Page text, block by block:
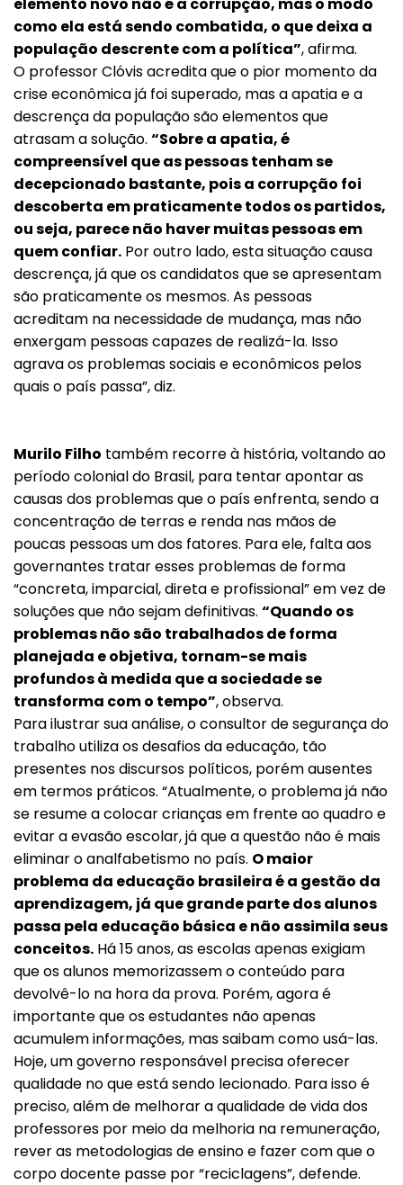
como ela está sendo combatida, o que deixa a
população descrente com a política”, afirma.
O professor Clóvis acredita que o pior momento da
crise econômica já foi superado, mas a apatia e a
descrença da população são elementos que
atrasam a solução. “Sobre a apatia, é
compreensível que as pessoas tenham se
decepcionado bastante, pois a corrupção foi
descoberta em praticamente todos os partidos,
ou seja, parece não haver muitas pessoas em
quem confiar. Por outro lado, esta situação causa
descrença, já que os candidatos que se apresentam
são praticamente os mesmos. As pessoas
acreditam na necessidade de mudança, mas não
enxergam pessoas capazes de realizá-la. Isso
agrava os problemas sociais e econômicos pelos
quais o país passa”, diz.
Murilo Filho também recorre à história, voltando ao
período colonial do Brasil, para tentar apontar as
causas dos problemas que o país enfrenta, sendo a
concentração de terras e renda nas mãos de
poucas pessoas um dos fatores. Para ele, falta aos
governantes tratar esses problemas de forma
“concreta, imparcial, direta e profissional” em vez de
soluções que não sejam definitivas. “Quando os
problemas não são trabalhados de forma
planejada e objetiva, tornam-se mais
profundos à medida que a sociedade se
transforma com o tempo”, observa.
Para ilustrar sua análise, o consultor de segurança do
trabalho utiliza os desafios da educação, tão
presentes nos discursos políticos, porém ausentes
em termos práticos. “Atualmente, o problema já não
se resume a colocar crianças em frente ao quadro e
evitar a evasão escolar, já que a questão não é mais
eliminar o analfabetismo no país. O maior
problema da educação brasileira é a gestão da
aprendizagem, já que grande parte dos alunos
passa pela educação básica e não assimila seus
conceitos. Há 15 anos, as escolas apenas exigiam
que os alunos memorizassem o conteúdo para
devolvê-lo na hora da prova. Porém, agora é
importante que os estudantes não apenas
acumulem informações, mas saibam como usá-las.
Hoje, um governo responsável precisa oferecer
qualidade no que está sendo lecionado. Para isso é
preciso, além de melhorar a qualidade de vida dos
professores por meio da melhoria na remuneração,
rever as metodologias de ensino e fazer com que o
corpo docente passe por “reciclagens”, defende.